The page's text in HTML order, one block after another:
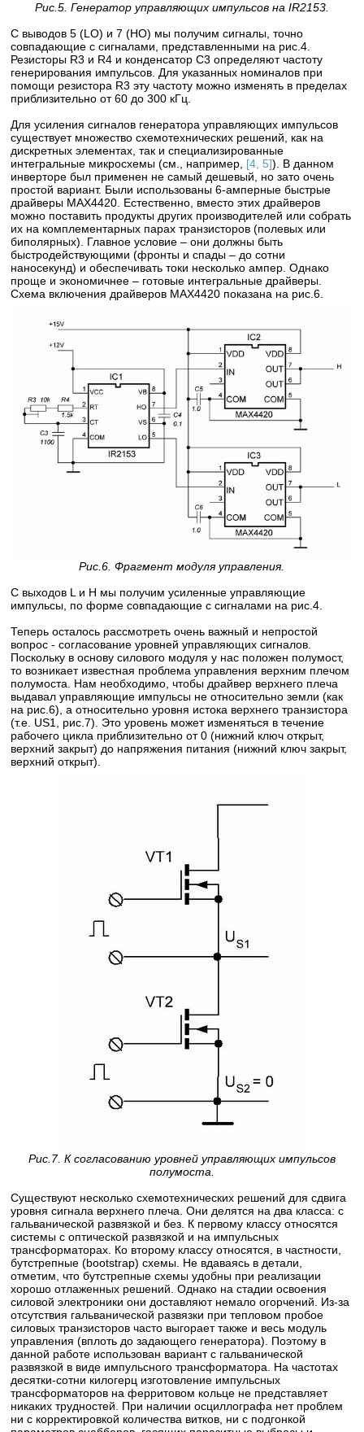
Рис.5. Генератор управляющих импульсов на IR2153.
С выводов 5 (LO) и 7 (HO) мы получим сигналы, точно
совпадающие с сигналами, представленными на рис.4.
Резисторы R3 и R4 и конденсатор C3 определяют частоту
генерирования импульсов. Для указанных номиналов при
помощи резистора R3 эту частоту можно изменять в пределах
приблизительно от 60 до 300 кГц.
Для усиления сигналов генератора управляющих импульсов
существует множество схемотехнических решений, как на
дискретных элементах, так и специализированные
интегральные микросхемы (см., например, [4, 5]). В данном
инверторе был применен не самый дешевый, но зато очень
простой вариант. Были использованы 6-амперные быстрые
драйверы MAX4420. Естественно, вместо этих драйверов
можно поставить продукты других производителей или собрать
их на комплементарных парах транзисторов (полевых или
биполярных). Главное условие – они должны быть
быстродействующими (фронты и спады – до сотни
наносекунд) и обеспечивать токи несколько ампер. Однако
проще и экономичнее – готовые интегральные драйверы.
Схема включения драйверов MAX4420 показана на рис.6.
Рис.6. Фрагмент модуля управления.
С выходов L и H мы получим усиленные управляющие
импульсы, по форме совпадающие с сигналами на рис.4.
Теперь осталось рассмотреть очень важный и непростой
вопрос - согласование уровней управляющих сигналов.
Поскольку в основу силового модуля у нас положен полумост,
то возникает известная проблема управления верхним плечом
полумоста. Нам необходимо, чтобы драйвер верхнего плеча
выдавал управляющие импульсы не относительно земли (как
на рис.6), а относительно уровня истока верхнего транзистора
(т.е. US1, рис.7). Это уровень может изменяться в течение
рабочего цикла приблизительно от 0 (нижний ключ открыт,
верхний закрыт) до напряжения питания (нижний ключ закрыт,
верхний открыт).
Рис.7. К согласованию уровней управляющих импульсов
полумоста.
Существуют несколько схемотехнических решений для сдвига
уровня сигнала верхнего плеча. Они делятся на два класса: с
гальванической развязкой и без. К первому классу относятся
системы с оптической развязкой и на импульсных
трансформаторах. Ко второму классу относятся, в частности,
бутстрепные (bootstrap) схемы. Не вдаваясь в детали,
отметим, что бутстрепные схемы удобны при реализации
хорошо отлаженных решений. Однако на стадии освоения
силовой электроники они доставляют немало огорчений. Из-за
отсутствия гальванической развязки при тепловом пробое
силовых транзисторов часто выгорает также и весь модуль
управления (вплоть до задающего генератора). Поэтому в
данной работе использован вариант с гальванической
развязкой в виде импульсного трансформатора. На частотах
десятки-сотни килогерц изготовление импульсных
трансформаторов на ферритовом кольце не представляет
никаких трудностей. При наличии осциллографа нет проблем
ни с корректировкой количества витков, ни с подгонкой